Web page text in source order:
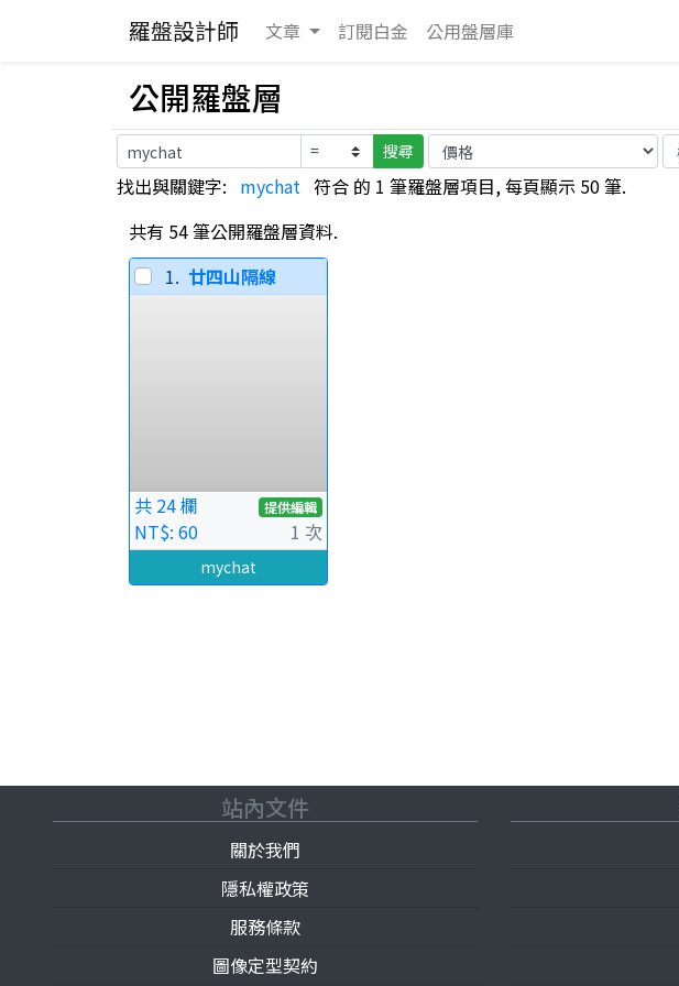
羅盤設計師 文章 訂閱白金 公用盤層庫
公開羅盤層
搜尋
找出與關鍵字: mychat 符合 的 1 筆羅盤層項目, 每頁顯示 50 筆.
共有 54 筆公開羅盤層資料.
1. 廿四山隔線
共 24 欄 提供編輯
NT$: 60 1 次
mychat
站內文件
關於我們
隱私權政策
服務條款
圖像定型契約